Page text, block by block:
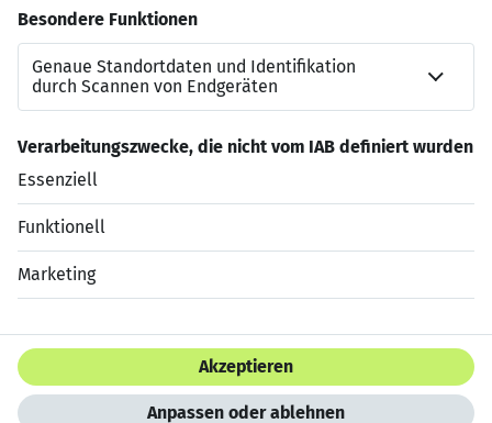
Anschreibenmöglich. Anschließend kann der Status der
Bewerbung live verfolgt werden. Wir freuen uns auf eine
Bewerbung über Workwise.
Datenschutzerklärung